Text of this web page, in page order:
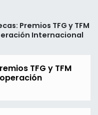
Premios TFG y TFM
Internacional
TFG y TFM